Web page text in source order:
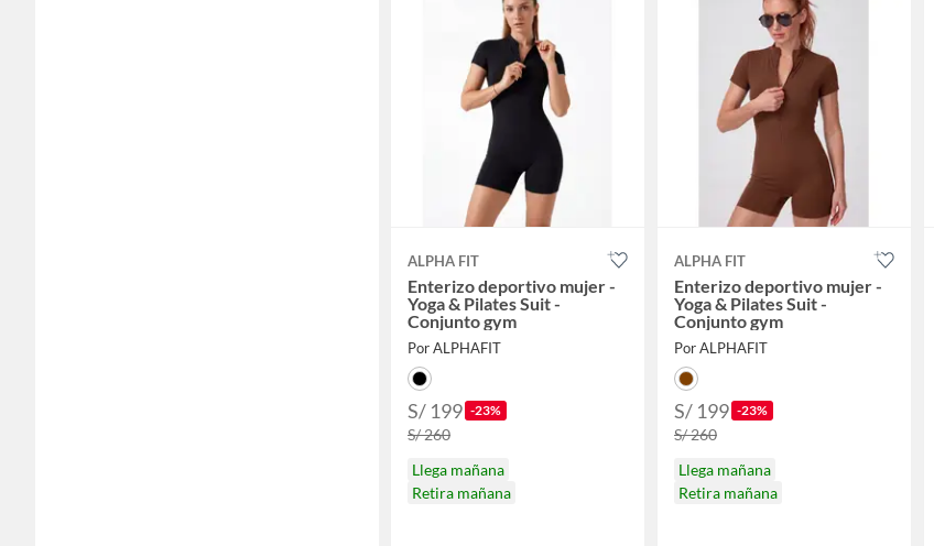
ALPHA FIT
Enterizo deportivo mujer -
Yoga & Pilates Suit -
Conjunto gym
Por ALPHAFIT
S/ 199 -23%
S/ 260
Llega mañana
Retira mañana
ALPHA FIT
Enterizo deportivo mujer -
Yoga & Pilates Suit -
Conjunto gym
Por ALPHAFIT
S/ 199 -23%
S/ 260
Llega mañana
Retira mañana